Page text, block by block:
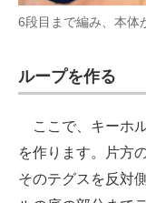
6段目まで編み、本体
ループを作る
ここで、キーホ
を作ります。片方
そのテグスを反対